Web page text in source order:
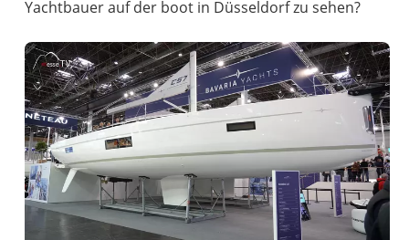
Yachtbauer auf der boot in Düsseldorf zu sehen?